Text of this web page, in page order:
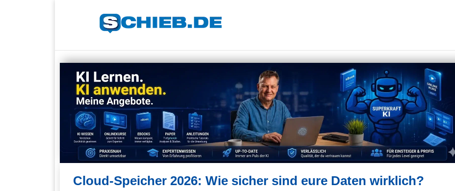
Cloud-Speicher 2026: Wie sicher sind eure Daten wirklich?